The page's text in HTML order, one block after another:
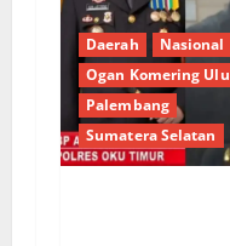
Daerah
Nasional
Ogan Komering Ulu
Palembang
Sumatera Selatan